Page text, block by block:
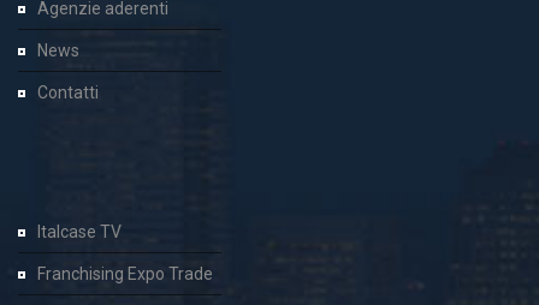
Agenzie aderenti
News
Contatti
Italcase TV
Franchising Expo Trade